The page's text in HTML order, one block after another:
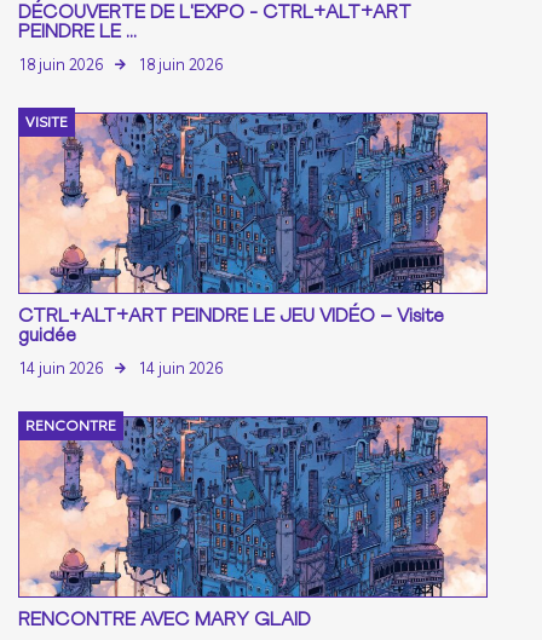
DÉCOUVERTE DE L'EXPO - CTRL+ALT+ART
PEINDRE LE ...
18 juin 2026 18 juin 2026
VISITE
CTRL+ALT+ART PEINDRE LE JEU VIDÉO – Visite
guidée
14 juin 2026 14 juin 2026
RENCONTRE
RENCONTRE AVEC MARY GLAID